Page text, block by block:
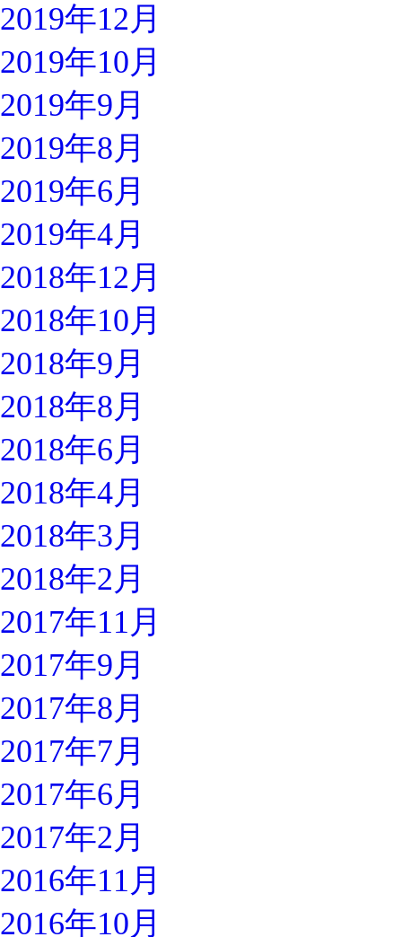
2019年12月
2019年10月
2019年9月
2019年8月
2019年6月
2019年4月
2018年12月
2018年10月
2018年9月
2018年8月
2018年6月
2018年4月
2018年3月
2018年2月
2017年11月
2017年9月
2017年8月
2017年7月
2017年6月
2017年2月
2016年11月
2016年10月